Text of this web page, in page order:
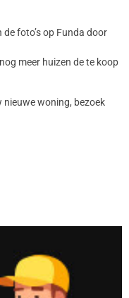
foto’s op Funda door
meer huizen de te koop
nieuwe woning, bezoek